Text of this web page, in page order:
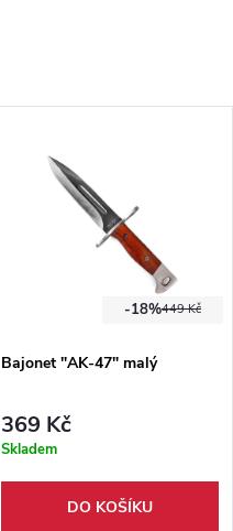
449 Kč
-18%
Bajonet "AK-47" malý
369 Kč
Skladem
DO KOŠÍKU